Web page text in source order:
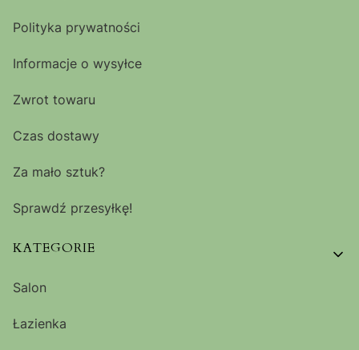
Polityka prywatności
Informacje o wysyłce
Zwrot towaru
Czas dostawy
Za mało sztuk?
Sprawdź przesyłkę!
KATEGORIE
Salon
Łazienka